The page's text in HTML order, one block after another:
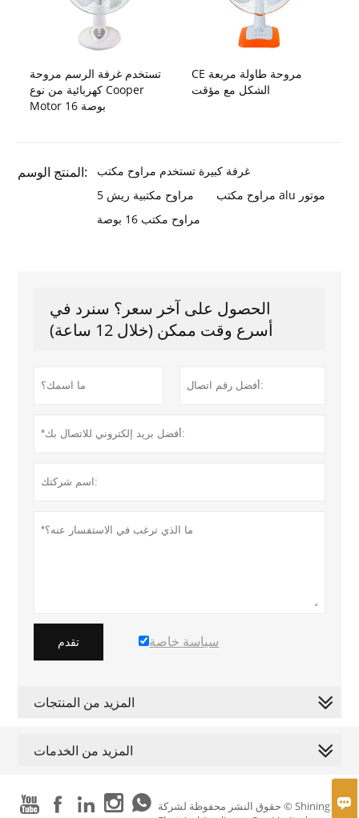

تستخدم غرفة الرسم مروحة
كهربائية من نوع Cooper
Motor 16 بوصة
CE مروحة طاولة مربعة
الشكل مع مؤقت
المنتج الوسم:
غرفة كبيرة تستخدم مراوح مكتب
5 مراوح مكتبية ريش
مراوح مكتب alu موتور
مراوح مكتب 16 بوصة
الحصول على آخر سعر؟ سنرد في
أسرع وقت ممكن (خلال 12 ساعة)
تقدم سياسة خاصة
المزيد من المنتجات
المزيد من الخدمات
     حقوق النشر محفوظة لشركة © Shining